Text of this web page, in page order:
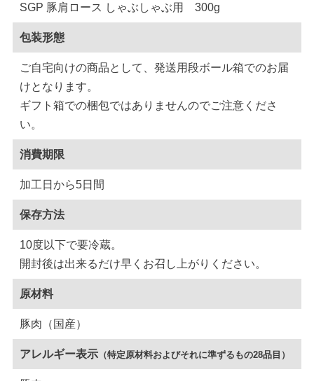
SGP 豚肩ロース しゃぶしゃぶ用 300g
包装形態
ご自宅向けの商品として、発送用段ボール箱でのお届
けとなります。
ギフト箱での梱包ではありませんのでご注意くださ
い。
消費期限
加工日から5日間
保存方法
10度以下で要冷蔵。
開封後は出来るだけ早くお召し上がりください。
原材料
豚肉（国産）
アレルギー表示 （特定原材料およびそれに準ずるもの28品目）